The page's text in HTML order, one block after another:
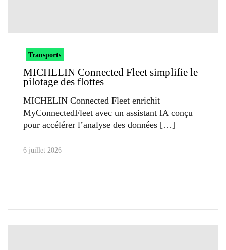
Transports
MICHELIN Connected Fleet simplifie le
pilotage des flottes
MICHELIN Connected Fleet enrichit
MyConnectedFleet avec un assistant IA conçu
pour accélérer l’analyse des données
6 juillet 2026